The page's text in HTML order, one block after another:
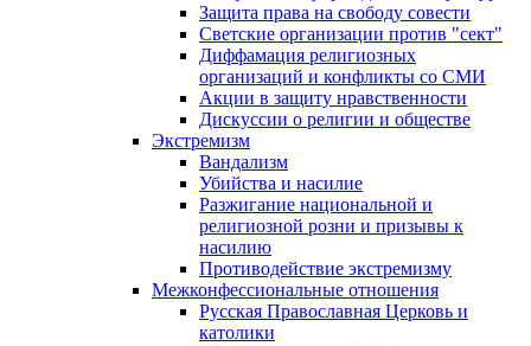
Защита права на свободу совести
Светские организации против "сект"
Диффамация религиозных
организаций и конфликты со СМИ
Акции в защиту нравственности
Дискуссии о религии и обществе
Экстремизм
Вандализм
Убийства и насилие
Разжигание национальной и
религиозной розни и призывы к
насилию
Противодействие экстремизму
Межконфессиональные отношения
Русская Православная Церковь и
католики